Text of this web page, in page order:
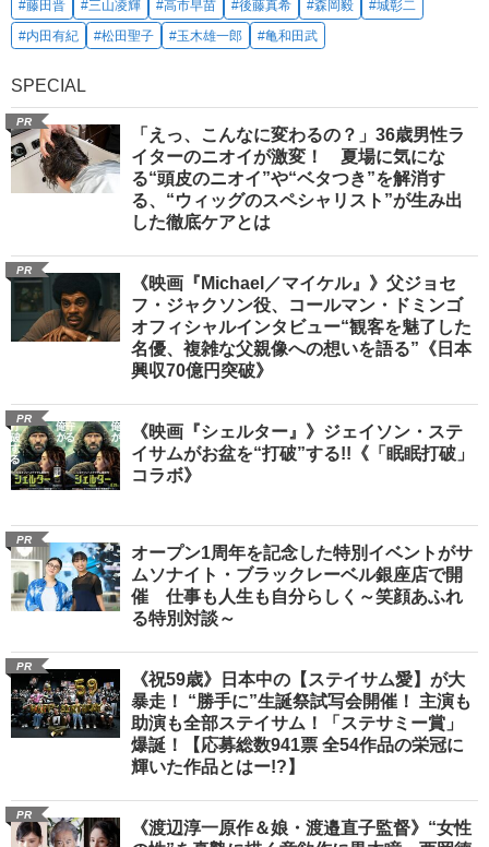
#藤田晋 #三山凌輝 #高市早苗 #後藤真希 #森岡毅
#城彰二
#内田有紀
#松田聖子 #玉木雄一郎 #亀和田武
SPECIAL
PR
「えっ、こんなに変わるの？」36歳男性ラ
イターのニオイが激変！ 夏場に気にな
る“頭皮のニオイ”や“ベタつき”を解消す
る、“ウィッグのスペシャリスト”が生み出
した徹底ケアとは
PR
《映画『Michael／マイケル』》父ジョセ
フ・ジャクソン役、コールマン・ドミンゴ
オフィシャルインタビュー“観客を魅了した
名優、複雑な父親像への想いを語る”《日本
興収70億円突破》
PR
《映画『シェルター』》ジェイソン・ステ
イサムがお盆を“打破”する!!《「眠眠打破」
コラボ》
PR
オープン1周年を記念した特別イベントがサ
ムソナイト・ブラックレーベル銀座店で開
催 仕事も人生も自分らしく～笑顔あふれ
る特別対談～
PR
《祝59歳》日本中の【ステイサム愛】が大
暴走！ “勝手に”生誕祭試写会開催！ 主演も
助演も全部ステイサム！「ステサミー賞」
爆誕！【応募総数941票 全54作品の栄冠に
輝いた作品とはー!?】
PR
《渡辺淳一原作＆娘・渡邉直子監督》“女性